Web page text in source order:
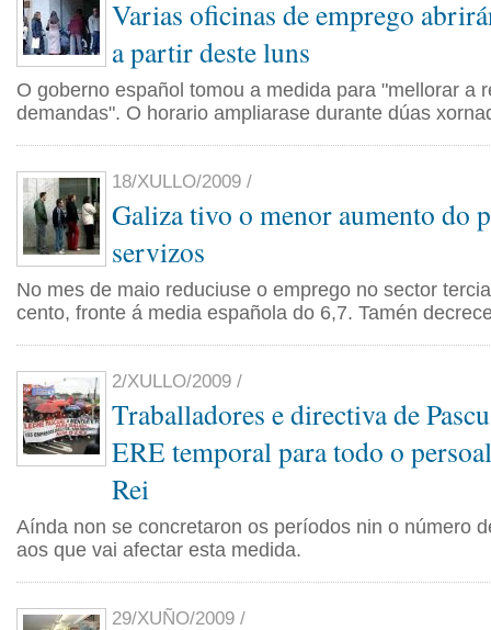
Varias oficinas de emprego
a partir deste luns
O goberno español tomou a medida para "mellorar a
demandas". O horario ampliarase durante dúas
18/XULLO/2009 /
Galiza tivo o menor aumento do
servizos
No mes de maio reduciuse o emprego no sector
cento, fronte á media española do 6,7. Tamén
2/XULLO/2009 /
Traballadores e directiva de
ERE temporal para todo o
Rei
Aínda non se concretaron os períodos nin o número
aos que vai afectar esta medida.
29/XUÑO/2009 /